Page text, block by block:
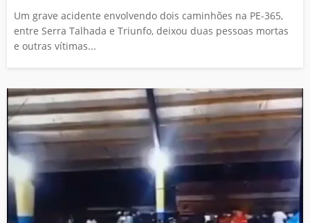
Um grave acidente envolvendo dois caminhões na PE-365,
entre Serra Talhada e Triunfo, deixou duas pessoas mortas
e outras vítimas...